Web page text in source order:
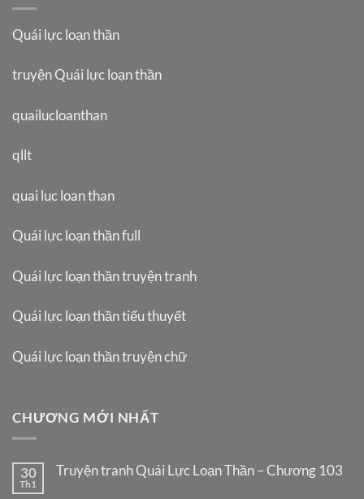
Quái lực loạn thần
truyện Quái lực loạn thần
quailucloanthan
qllt
quai luc loan than
Quái lực loạn thần full
Quái lực loạn thần truyện tranh
Quái lực loạn thần tiểu thuyết
Quái lực loạn thần truyện chữ
CHƯƠNG MỚI NHẤT
30
Th1
Truyện tranh Quái Lực Loạn Thần – Chương 103